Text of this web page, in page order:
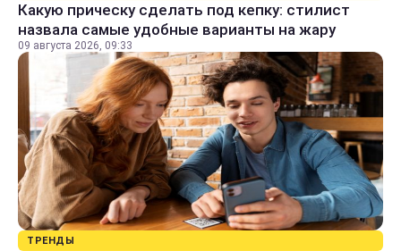
Какую прическу сделать под кепку: стилист
назвала самые удобные варианты на жару
09 августа 2026, 09:33
ТРЕНДЫ